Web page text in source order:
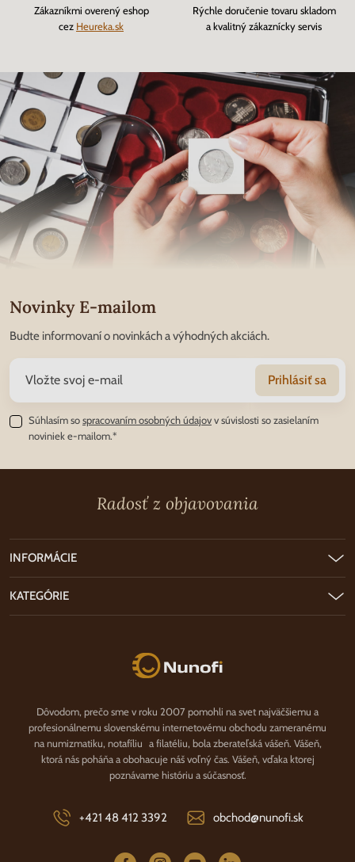
Zákazníkmi overený eshop
cez Heureka.sk
Rýchle doručenie tovaru skladom
a kvalitný zákaznícky servis
Novinky E-mailom
Budte informovaní o novinkách a výhodných akciách.
Prihlásiť sa
Súhlasím sospracovaním osobných údajovv súvislosti so zasielaním
noviniek e-mailom.*
Radosť z objavovania
Nunofi.sk
Dôvodom, prečo sme v roku 2007 pomohli na svet najväčšiemu a
profesionálnemu slovenskému internetovému obchodu zameranému
na numizmatiku, notafíliu a filatéliu, bola zberateľská vášeň. Vášeň,
ktorá nás poháňa a obohacuje náš voľný čas. Vášeň, vďaka ktorej
poznávame históriu a súčasnosť.
+421 48 412 3392 obchod@nunofi.sk
INFORMÁCIE
KATEGÓRIE